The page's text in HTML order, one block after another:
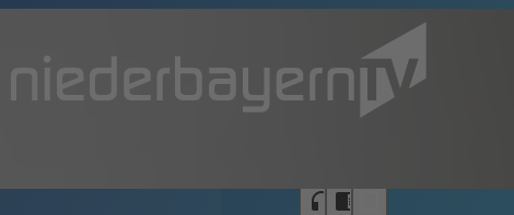
headphones chrome_reader_mode